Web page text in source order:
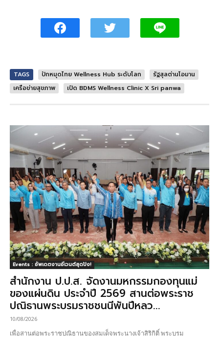
TAGS ปักหมุดไทย Wellness Hub ระดับโลก
รัฐสุลต่านโอมาน
เครือข่ายสุขภาพ
เปิด BDMS Wellness Clinic X Sri panwa
Events : อัพเดตงานอีเวนต์สุดปัง!
สำนักงาน ป.ป.ส. จัดงานมหกรรมกองทุนแม่
ของแผ่นดิน ประจำปี 2569 สานต่อพระราช
ปณิธานพระบรมราชชนนีพันปีหลว...
10/08/2026
เพื่อสานต่อพระราชปณิธานของสมเด็จพระนางเจ้าสิริกิติ์ พระบรม